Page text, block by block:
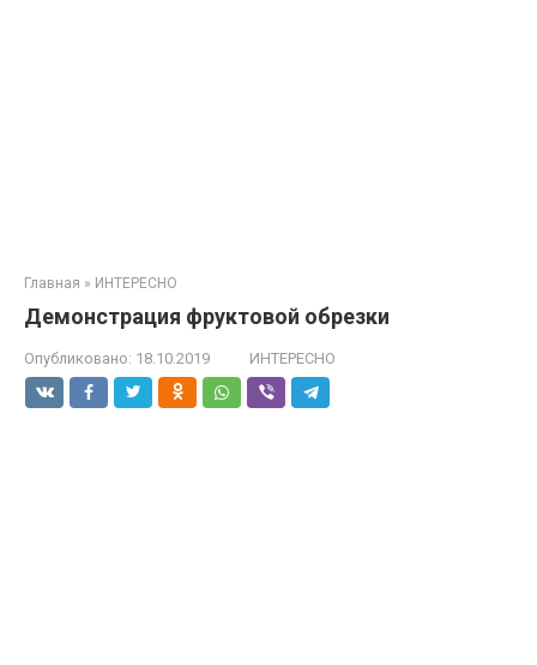
Главная » ИНТЕРЕСНО
Демонстрация фруктовой обрезки
Опубликовано: 18.10.2019 ИНТЕРЕСНО